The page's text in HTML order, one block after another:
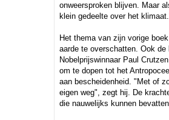
onweersproken blijven. Maar
klein gedeelte over het
Het thema van zijn vorige
aarde te overschatten. Ook
Nobelprijswinnaar Paul
om te dopen tot het
aan bescheidenheid. "Met of
eigen weg", zegt hij. De
die nauwelijks kunnen